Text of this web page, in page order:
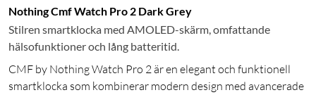
Nothing Cmf Watch Pro 2 Dark Grey
Stilren smartklocka med AMOLED-skärm, omfattande
hälsofunktioner och lång batteritid.
CMF by Nothing Watch Pro 2 är en elegant och funktionell
smartklocka som kombinerar modern design med avancerade